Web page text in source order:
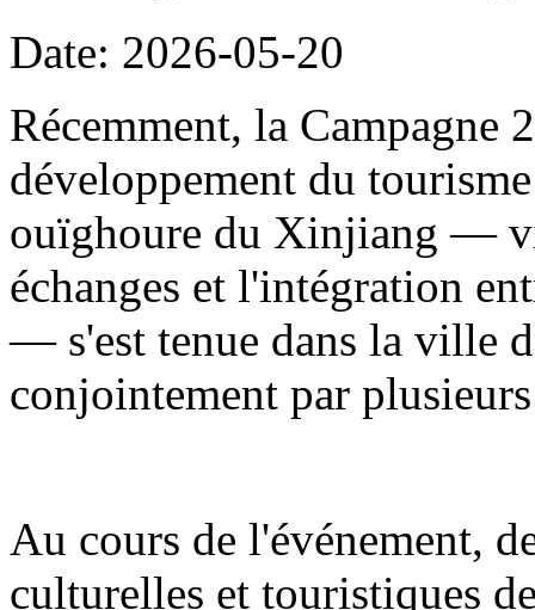
Date: 2026-05-20
Récemment, la Campagne
développement du
ouïghoure du Xinjiang —
échanges et l'intégration
— s'est tenue dans la ville
conjointement par
Au cours de l'événement,
culturelles et touristiques